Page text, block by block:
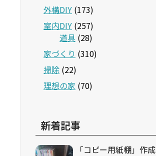
外構DIY (173)
室内DIY (257)
道具 (28)
家づくり (310)
掃除 (22)
理想の家 (70)
新着記事
「コピー用紙棚」作成